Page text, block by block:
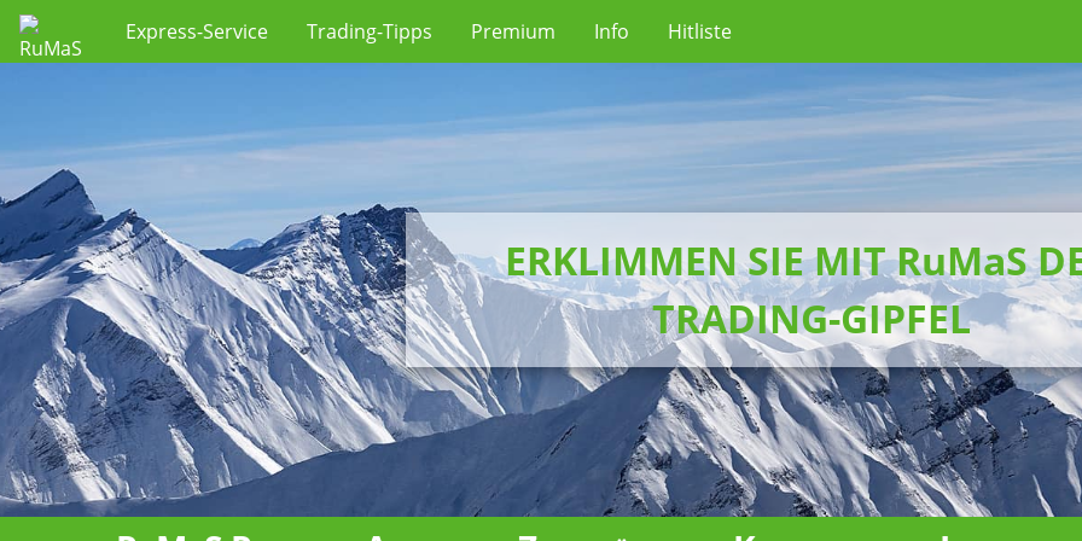
Express-Service Trading-Tipps Premium Info Hitliste
ERKLIMMEN SIE MIT RuMaS
TRADING-GIPFEL